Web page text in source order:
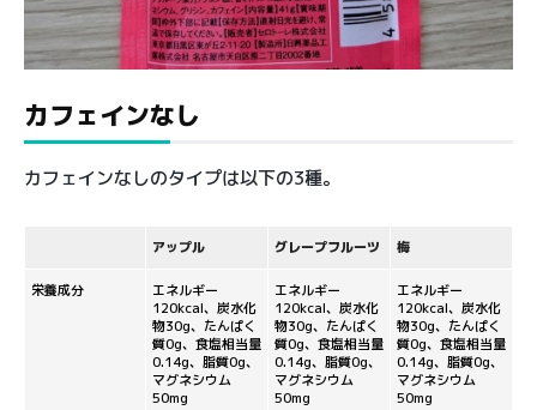
カフェインなし
カフェインなしのタイプは以下の3種。
アップル グレープフルーツ 梅
栄養成分
エネルギー
120kcal、炭水化
物30g、たんぱく
質0g、食塩相当量
0.14g、脂質0g、
マグネシウム
50mg
エネルギー
120kcal、炭水化
物30g、たんぱく
質0g、食塩相当量
0.14g、脂質0g、
マグネシウム
50mg
エネルギー
120kcal、炭水化
物30g、たんぱく
質0g、食塩相当量
0.14g、脂質0g、
マグネシウム
50mg